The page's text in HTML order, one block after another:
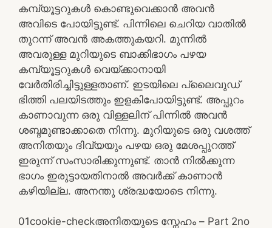
കമ്പ്യൂട്ടറുകൾ കൊണ്ടുവെക്കാൻ അവൻ
അവിടെ പോയിട്ടുണ്ട്. പിന്നിലെ ചെറിയ വാതിൽ
തുറന്ന് അവൻ അകത്തുകയറി. മുന്നിൽ
അവരുള്ള മുറിയുടെ ബാക്കിഭാഗം പഴയ
കമ്പ്യൂട്ടറുകൾ വെയ്ക്കാനായി
വേർതിരിച്ചിട്ടുള്ളതാണ്. ഇടയിലെ പ്ലൈവുഡ്
ഭിത്തി പലയിടത്തും ഇളകിപോയിട്ടുണ്ട്. അപ്പുറം
കാണാവുന്ന ഒരു വിള്ളലിന് പിന്നിൽ അവൻ
ശബ്ദമുണ്ടാക്കാതെ നിന്നു. മുറിയുടെ ഒരു വശത്ത്
അനിതയും ദിവ്യയും പഴയ ഒരു മേശപ്പുറത്ത്
ഇരുന്ന് സംസാരിക്കുന്നുണ്ട്. താൻ നിൽക്കുന്ന
ഭാഗം ഇരുട്ടായതിനാൽ അവർക്ക് കാണാൻ
കഴിയില്ല. അനന്തു ശ്രദ്ധയോടെ നിന്നു.
01cookie-checkഅനിതയുടെ സ്നേഹം – Part 2no